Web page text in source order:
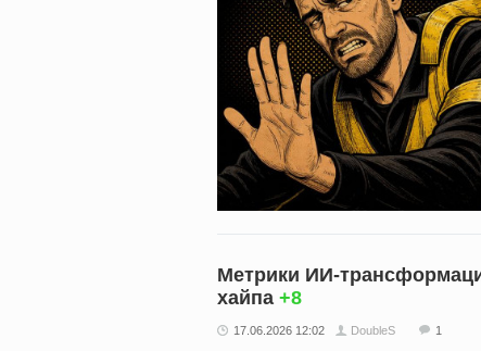
Метрики ИИ-
хайпа +8
17.06.2026 12:02 DoubleS 1